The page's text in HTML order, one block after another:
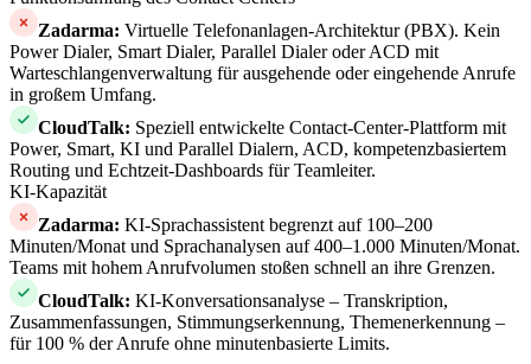
Zadarma: Virtuelle Telefonanlagen-Architektur (PBX). Kein
Power Dialer, Smart Dialer, Parallel Dialer oder ACD mit
Warteschlangenverwaltung für ausgehende oder eingehende Anrufe
in großem Umfang.
CloudTalk: Speziell entwickelte Contact-Center-Plattform mit
Power, Smart, KI und Parallel Dialern, ACD, kompetenzbasiertem
Routing und Echtzeit-Dashboards für Teamleiter.
KI-Kapazität
Zadarma: KI-Sprachassistent begrenzt auf 100–200
Minuten/Monat und Sprachanalysen auf 400–1.000 Minuten/Monat.
Teams mit hohem Anrufvolumen stoßen schnell an ihre Grenzen.
CloudTalk: KI-Konversationsanalyse – Transkription,
Zusammenfassungen, Stimmungserkennung, Themenerkennung –
für 100 % der Anrufe ohne minutenbasierte Limits.